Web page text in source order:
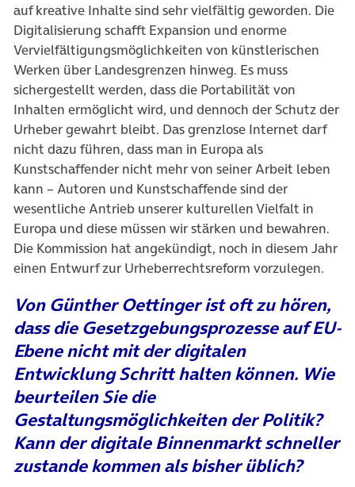
auf kreative Inhalte sind sehr vielfältig geworden. Die
Digitalisierung schafft Expansion und enorme
Vervielfältigungsmöglichkeiten von künstlerischen
Werken über Landesgrenzen hinweg. Es muss
sichergestellt werden, dass die Portabilität von
Inhalten ermöglicht wird, und dennoch der Schutz der
Urheber gewahrt bleibt. Das grenzlose Internet darf
nicht dazu führen, dass man in Europa als
Kunstschaffender nicht mehr von seiner Arbeit leben
kann – Autoren und Kunstschaffende sind der
wesentliche Antrieb unserer kulturellen Vielfalt in
Europa und diese müssen wir stärken und bewahren.
Die Kommission hat angekündigt, noch in diesem Jahr
einen Entwurf zur Urheberrechtsreform vorzulegen.
Von Günther Oettinger ist oft zu hören,
dass die Gesetzgebungsprozesse auf EU-
Ebene nicht mit der digitalen
Entwicklung Schritt halten können. Wie
beurteilen Sie die
Gestaltungsmöglichkeiten der Politik?
Kann der digitale Binnenmarkt schneller
zustande kommen als bisher üblich?